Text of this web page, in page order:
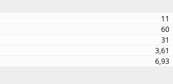
11
60
31
3,61
6,93